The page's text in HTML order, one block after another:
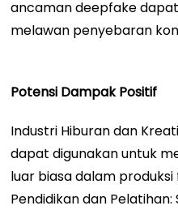
ancaman deepfake
melawan penyebaran
Potensi Dampak Positif
Industri Hiburan dan
dapat digunakan untuk
luar biasa dalam produksi
Pendidikan dan